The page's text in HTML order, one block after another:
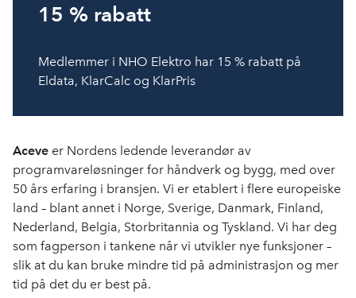
15 % rabatt
Medlemmer i NHO Elektro har 15 % rabatt på
Eldata, KlarCalc og KlarPris
Aceve er Nordens ledende leverandør av
programvareløsninger for håndverk og bygg, med over
50 års erfaring i bransjen. Vi er etablert i flere europeiske
land – blant annet i Norge, Sverige, Danmark, Finland,
Nederland, Belgia, Storbritannia og Tyskland. Vi har deg
som fagperson i tankene når vi utvikler nye funksjoner –
slik at du kan bruke mindre tid på administrasjon og mer
tid på det du er best på.